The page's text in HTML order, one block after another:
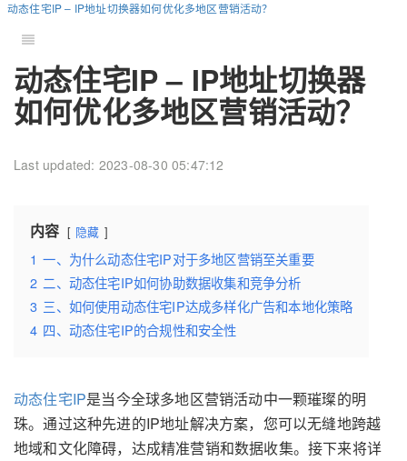
动态住宅IP – IP地址切换器如何优化多地区营销活动？
动态住宅IP – IP地址切换器
如何优化多地区营销活动？
Last updated: 2023-08-30 05:47:12
内容 隐藏
1 一、为什么动态住宅IP对于多地区营销至关重要
2 二、动态住宅IP如何协助数据收集和竞争分析
3 三、如何使用动态住宅IP达成多样化广告和本地化策略
4 四、动态住宅IP的合规性和安全性
动态住宅IP是当今全球多地区营销活动中一颗璀璨的明
珠。通过这种先进的IP地址解决方案，您可以无缝地跨越
地域和文化障碍，达成精准营销和数据收集。接下来将详